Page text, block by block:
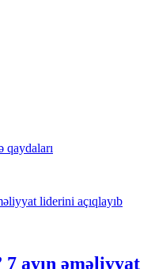
qaydaları
7 ayın əməliyyat